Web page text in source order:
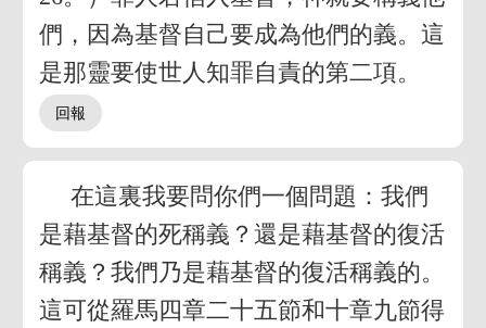
們，因為基督自己要成為他們的義。這
是那靈要使世人知罪自責的第二項。
在這裏我要問你們一個問題：我們
是藉基督的死稱義？還是藉基督的復活
稱義？我們乃是藉基督的復活稱義的。
這可從羅馬四章二十五節和十章九節得